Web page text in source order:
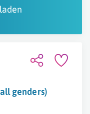
genders)